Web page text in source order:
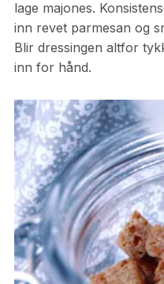
lage majones.
inn revet parmesan og
Blir dressingen altfor
inn for hånd.